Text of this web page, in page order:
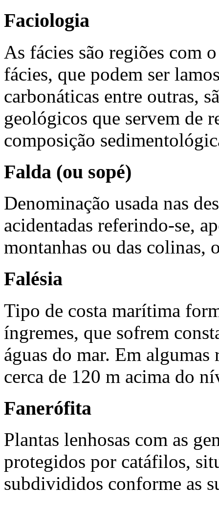
Faciologia
As fácies são regiões com
fácies, que podem ser
carbonáticas entre outras,
geológicos que servem de
composição
Falda (ou sopé)
Denominação usada nas
acidentadas referindo-se,
montanhas ou das colinas,
Falésia
Tipo de costa marítima
íngremes, que sofrem
águas do mar. Em algumas
cerca de 120 m acima do
Fanerófita
Plantas lenhosas com as
protegidos por catáfilos,
subdivididos conforme as